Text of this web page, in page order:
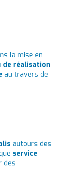
la mise en
de réalisation
au travers de
autours des
service
des